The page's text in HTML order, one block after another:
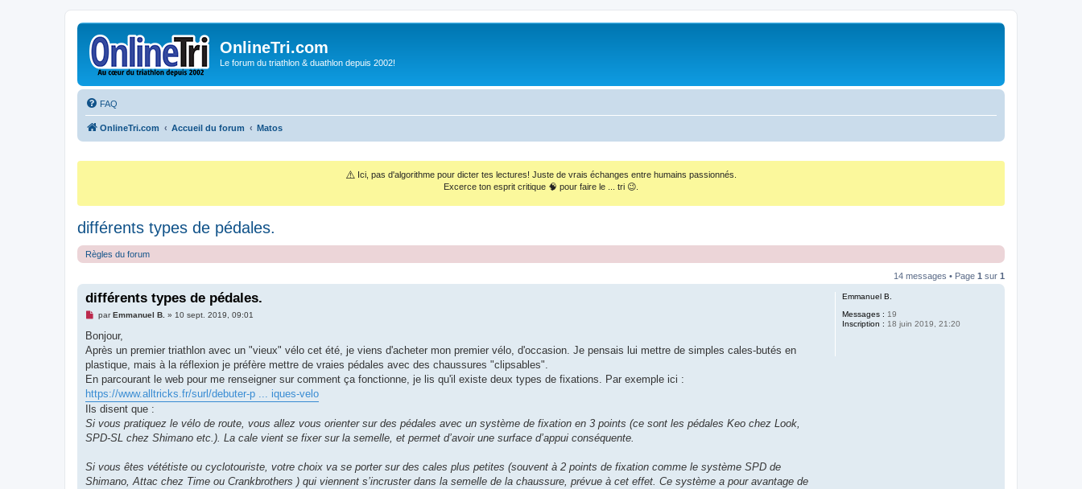
OnlineTri.com
Le forum du triathlon & duathlon depuis 2002!
FAQ
OnlineTri.com Accueil du forum Matos
⚠️ Ici, pas d'algorithme pour dicter tes lectures! Juste de vrais échanges entre humains passionnés.
Excerce ton esprit critique 🧠 pour faire le ... tri 😉.
différents types de pédales.
Règles du forum
14 messages • Page 1 sur 1
Emmanuel B.
Messages : 19
Inscription : 18 juin 2019, 21:20
différents types de pédales.
M
s
a
g
n
o
n
l
u
parEmmanuel B. » 10 sept. 2019, 09:01
Bonjour,
Après un premier triathlon avec un "vieux" vélo cet été, je viens d'acheter mon premier vélo, d'occasion. Je pensais lui mettre de simples cales-butés en
plastique, mais à la réflexion je préfère mettre de vraies pédales avec des chaussures "clipsables".
En parcourant le web pour me renseigner sur comment ça fonctionne, je lis qu'il existe deux types de fixations. Par exemple ici :
https://www.alltricks.fr/surl/debuter-p ... iques-velo
Ils disent que :
Si vous pratiquez le vélo de route, vous allez vous orienter sur des pédales avec un système de fixation en 3 points (ce sont les pédales Keo chez Look,
SPD-SL chez Shimano etc.). La cale vient se fixer sur la semelle, et permet d’avoir une surface d’appui conséquente.
Si vous êtes vététiste ou cyclotouriste, votre choix va se porter sur des cales plus petites (souvent à 2 points de fixation comme le système SPD de
Shimano, Attac chez Time ou Crankbrothers ) qui viennent s’incruster dans la semelle de la chaussure, prévue à cet effet. Ce système a pour avantage de